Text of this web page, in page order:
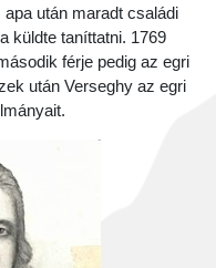
után maradt családi
küldte taníttatni. 1769
férje pedig az egri
után Verseghy az egri